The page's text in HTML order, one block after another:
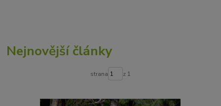
Nejnovější články
strana z 1